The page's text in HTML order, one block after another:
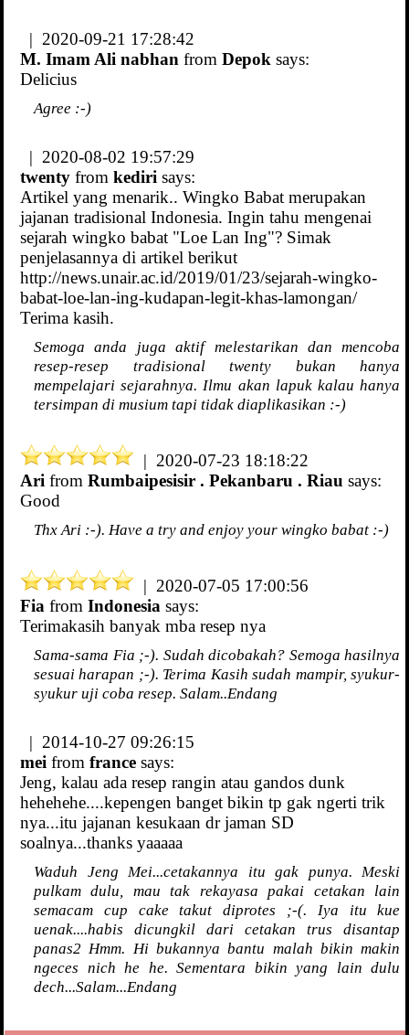
| 2020-09-21 17:28:42
M. Imam Ali nabhan from Depok says:
Delicius
Agree :-)
| 2020-08-02 19:57:29
twenty from kediri says:
Artikel yang menarik.. Wingko Babat merupakan
jajanan tradisional Indonesia. Ingin tahu mengenai
sejarah wingko babat "Loe Lan Ing"? Simak
penjelasannya di artikel berikut
http://news.unair.ac.id/2019/01/23/sejarah-wingko-
babat-loe-lan-ing-kudapan-legit-khas-lamongan/
Terima kasih.
Semoga anda juga aktif melestarikan dan mencoba
resep-resep tradisional twenty bukan hanya
mempelajari sejarahnya. Ilmu akan lapuk kalau hanya
tersimpan di musium tapi tidak diaplikasikan :-)
| 2020-07-23 18:18:22
Ari from Rumbaipesisir . Pekanbaru . Riau says:
Good
Thx Ari :-). Have a try and enjoy your wingko babat :-)
| 2020-07-05 17:00:56
Fia from Indonesia says:
Terimakasih banyak mba resep nya
Sama-sama Fia ;-). Sudah dicobakah? Semoga hasilnya
sesuai harapan ;-). Terima Kasih sudah mampir, syukur-
syukur uji coba resep. Salam..Endang
| 2014-10-27 09:26:15
mei from france says:
Jeng, kalau ada resep rangin atau gandos dunk
hehehehe....kepengen banget bikin tp gak ngerti trik
nya...itu jajanan kesukaan dr jaman SD
soalnya...thanks yaaaaa
Waduh Jeng Mei...cetakannya itu gak punya. Meski
pulkam dulu, mau tak rekayasa pakai cetakan lain
semacam cup cake takut diprotes ;-(. Iya itu kue
uenak....habis dicungkil dari cetakan trus disantap
panas2 Hmm. Hi bukannya bantu malah bikin makin
ngeces nich he he. Sementara bikin yang lain dulu
dech...Salam...Endang